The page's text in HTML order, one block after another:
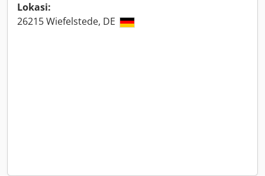
Lokasi:
26215 Wiefelstede, DE